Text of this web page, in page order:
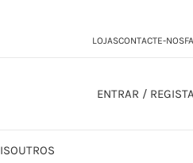
LOJASCONTACTE-NOS
ENTRAR /
OUTROS